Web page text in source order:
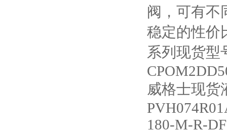
阀，可有不
稳定的性价
系列现货型
威格士现货
180-M-R-